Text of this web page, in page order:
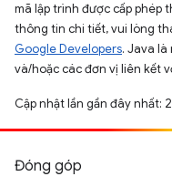
mã lập trình được cấp phép
thông tin chi tiết, vui lòng
Google Developers. Java
và/hoặc các đơn vị liên kết
Cập nhật lần gần đây nhất:
Đóng góp